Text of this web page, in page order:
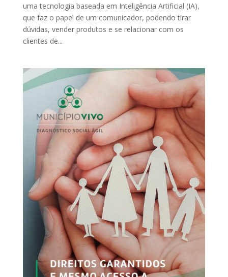
uma tecnologia baseada em Inteligência Artificial (IA),
que faz o papel de um comunicador, podendo tirar
dúvidas, vender produtos e se relacionar com os
clientes de...